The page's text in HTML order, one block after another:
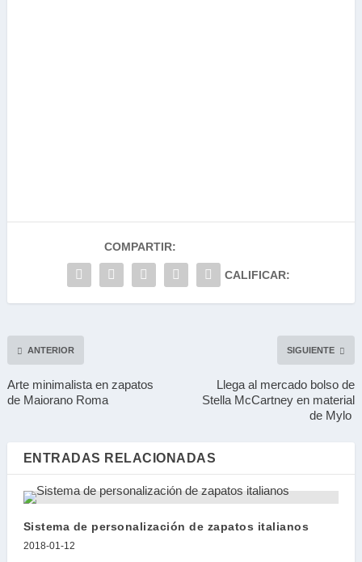
COMPARTIR:
CALIFICAR:
ANTERIOR
Arte minimalista en zapatos
de Maiorano Roma
SIGUIENTE
Llega al mercado bolso de
Stella McCartney en material
de Mylo
ENTRADAS RELACIONADAS
Sistema de personalización de zapatos italianos
2018-01-12